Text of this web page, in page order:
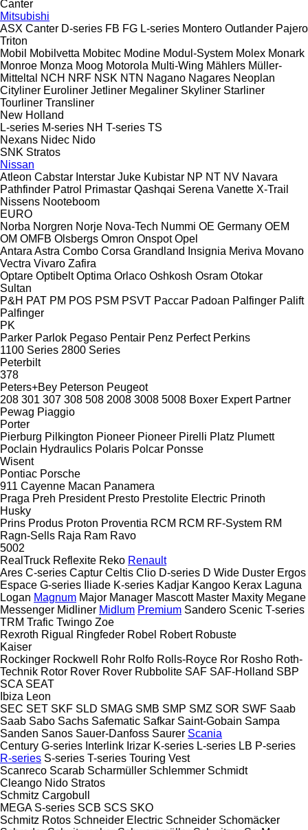
Canter
Mitsubishi
ASX Canter D-series FB FG L-series Montero Outlander Pajero
Triton
Mobil
Mobilvetta Mobitec Modine Modul-System Molex Monark
Monroe Monza Moog Motorola Multi-Wing Mählers Müller-
Mitteltal
NCH NRF NSK NTN Nagano Nagares Neoplan
Cityliner Euroliner Jetliner Megaliner Skyliner Starliner
Tourliner Transliner
New Holland
L-series M-series NH T-series TS
Nexans Nidec Nido
SNK Stratos
Nissan
Atleon Cabstar Interstar Juke Kubistar NP NT NV Navara
Pathfinder Patrol Primastar Qashqai Serena Vanette X-Trail
Nissens Nooteboom
EURO
Norba Norgren Norje Nova-Tech Nummi OE Germany OEM
OM OMFB Olsbergs Omron Onspot Opel
Antara Astra Combo Corsa Grandland Insignia Meriva Movano
Vectra Vivaro Zafira
Optare Optibelt Optima Orlaco Oshkosh Osram Otokar
Sultan
P&H PAT PM POS PSM PSVT Paccar Padoan Palfinger Palift
Palfinger
PK
Parker Parlok Pegaso Pentair Penz Perfect Perkins
1100 Series 2800 Series
Peterbilt
378
Peters+Bey Peterson Peugeot
208 301 307 308 508 2008 3008 5008 Boxer Expert Partner
Pewag Piaggio
Porter
Pierburg Pilkington Pioneer Pioneer Pirelli Platz Plumett
Poclain Hydraulics Polaris Polcar Ponsse
Wisent
Pontiac Porsche
911 Cayenne Macan Panamera
Praga Preh President Presto Prestolite Electric Prinoth
Husky
Prins Produs Proton Proventia RCM RCM RF-System RM
Ragn-Sells Raja Ram Ravo
5002
RealTruck Reflexite Reko Renault
Ares C-series Captur Celtis Clio D-series D Wide Duster Ergos
Espace G-series Iliade K-series Kadjar Kangoo Kerax Laguna
Logan Magnum Major Manager Mascott Master Maxity Megane
Messenger Midliner Midlum Premium Sandero Scenic T-series
TRM Trafic Twingo Zoe
Rexroth Rigual Ringfeder Robel Robert Robuste
Kaiser
Rockinger Rockwell Rohr Rolfo Rolls-Royce Ror Rosho Roth-
Technik Rotor Rover Rover Rubbolite SAF SAF-Holland SBP
SCA SEAT
Ibiza Leon
SEC SET SKF SLD SMAG SMB SMP SMZ SOR SWF Saab
Saab Sabo Sachs Safematic Safkar Saint-Gobain Sampa
Sanden Sanos Sauer-Danfoss Saurer Scania
Century G-series Interlink Irizar K-series L-series LB P-series
R-series S-series T-series Touring Vest
Scanreco Scarab Scharmüller Schlemmer Schmidt
Cleango Nido Stratos
Schmitz Cargobull
MEGA S-series SCB SCS SKO
Schmitz Rotos Schneider Electric Schneider Schomäcker